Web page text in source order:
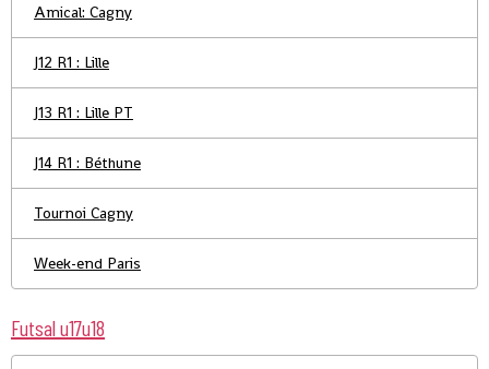
Amical: Cagny
J12 R1 : Lille
J13 R1 : Lille PT
J14 R1 : Béthune
Tournoi Cagny
Week-end Paris
Futsal u17u18